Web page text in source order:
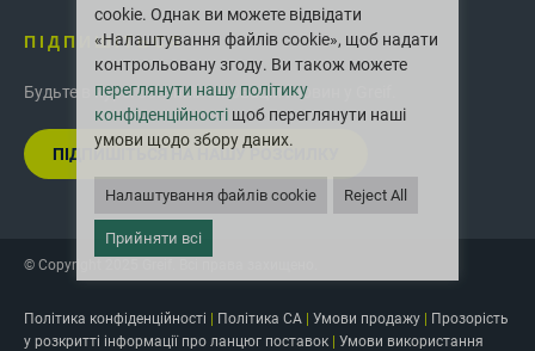
ПІДПИШІТЬСЯ
Будьте в курсі останніх інновацій і новин у Greif.
ПІДПИШІТЬСЯ НА НАШУ РОЗСИЛКУ
© Copyright 2025 Greif. Всі права захищено.
Політика конфіденційності Політика CA Умови продажу
Прозорість
у розкритті інформації про ланцюг поставок
Умови використання
cookie. Однак ви можете відвідати
«Налаштування файлів cookie», щоб надати
контрольовану згоду. Ви також можете
переглянути нашу політику
конфіденційності щоб переглянути наші
умови щодо збору даних.
Налаштування файлів cookie Reject All
Прийняти всі